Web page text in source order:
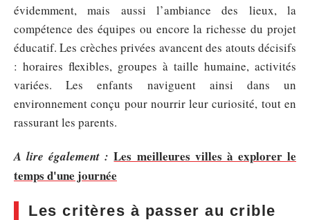
évidemment, mais aussi l’ambiance des lieux, la
compétence des équipes ou encore la richesse du projet
éducatif. Les crèches privées avancent des atouts décisifs
: horaires flexibles, groupes à taille humaine, activités
variées. Les enfants naviguent ainsi dans un
environnement conçu pour nourrir leur curiosité, tout en
rassurant les parents.
A lire également : Les meilleures villes à explorer le
temps d'une journée
Les critères à passer au crible